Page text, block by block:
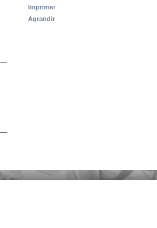
Imprimer
Agrandir